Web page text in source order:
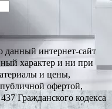
интернет-сайт
характер и ни при
и цены,
офертой,
Гражданского кодекса